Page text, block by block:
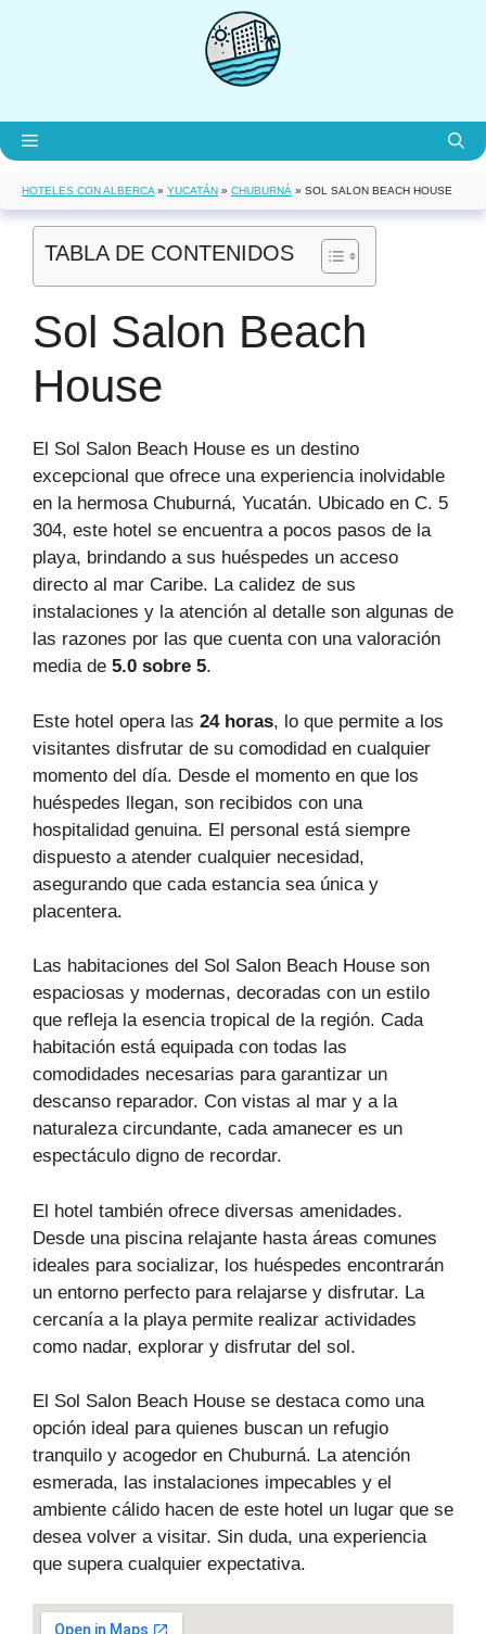
Menú
HOTELES CON ALBERCA » YUCATÁN » CHUBURNÁ » SOL SALON BEACH HOUSE
TABLA DE CONTENIDOS
Sol Salon Beach
House
El Sol Salon Beach House es un destino
excepcional que ofrece una experiencia inolvidable
en la hermosa Chuburná, Yucatán. Ubicado en C. 5
304, este hotel se encuentra a pocos pasos de la
playa, brindando a sus huéspedes un acceso
directo al mar Caribe. La calidez de sus
instalaciones y la atención al detalle son algunas de
las razones por las que cuenta con una valoración
media de 5.0 sobre 5.
Este hotel opera las 24 horas, lo que permite a los
visitantes disfrutar de su comodidad en cualquier
momento del día. Desde el momento en que los
huéspedes llegan, son recibidos con una
hospitalidad genuina. El personal está siempre
dispuesto a atender cualquier necesidad,
asegurando que cada estancia sea única y
placentera.
Las habitaciones del Sol Salon Beach House son
espaciosas y modernas, decoradas con un estilo
que refleja la esencia tropical de la región. Cada
habitación está equipada con todas las
comodidades necesarias para garantizar un
descanso reparador. Con vistas al mar y a la
naturaleza circundante, cada amanecer es un
espectáculo digno de recordar.
El hotel también ofrece diversas amenidades.
Desde una piscina relajante hasta áreas comunes
ideales para socializar, los huéspedes encontrarán
un entorno perfecto para relajarse y disfrutar. La
cercanía a la playa permite realizar actividades
como nadar, explorar y disfrutar del sol.
El Sol Salon Beach House se destaca como una
opción ideal para quienes buscan un refugio
tranquilo y acogedor en Chuburná. La atención
esmerada, las instalaciones impecables y el
ambiente cálido hacen de este hotel un lugar que se
desea volver a visitar. Sin duda, una experiencia
que supera cualquier expectativa.